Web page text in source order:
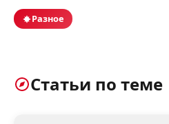
Разное
Статьи по теме